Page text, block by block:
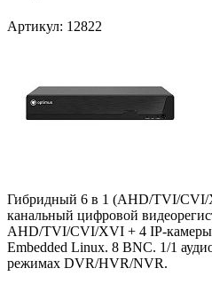
Артикул: 12822
Гибридный 6 в 1 (AHD/TVI/
канальный цифровой
AHD/TVI/CVI/XVI + 4 IP-камеры
Embedded Linux. 8 BNC. 1/1
режимах DVR/HVR/NVR.